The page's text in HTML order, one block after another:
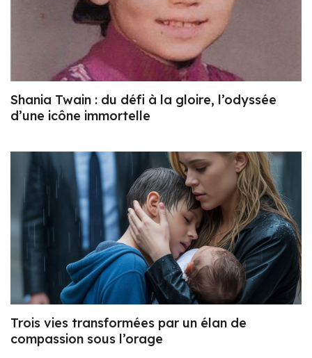
Shania Twain : du défi à la gloire, l’odyssée
d’une icône immortelle
Trois vies transformées par un élan de
compassion sous l’orage